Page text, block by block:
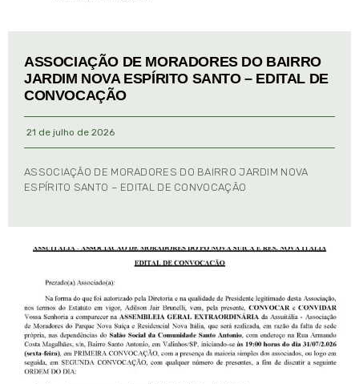
ASSOCIAÇÃO DE MORADORES DO BAIRRO
JARDIM NOVA ESPÍRITO SANTO – EDITAL DE
CONVOCAÇÃO
21 de julho de 2026
ASSOCIAÇÃO DE MORADORES DO BAIRRO JARDIM NOVA
ESPÍRITO SANTO – EDITAL DE CONVOCAÇÃO